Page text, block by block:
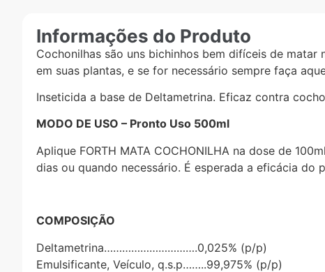
Informações do Produto
Cochonilhas são uns bichinhos bem difíceis de
em suas plantas, e se for necessário sempre faça
Inseticida a base de Deltametrina. Eficaz contra
MODO DE USO – Pronto Uso 500ml
Aplique FORTH MATA COCHONILHA na dose de
dias ou quando necessário. É esperada a eficácia do
COMPOSIÇÃO
Deltametrina………………………….0,025% (p/p)
Emulsificante, Veículo, q.s.p……..99,975% (p/p)